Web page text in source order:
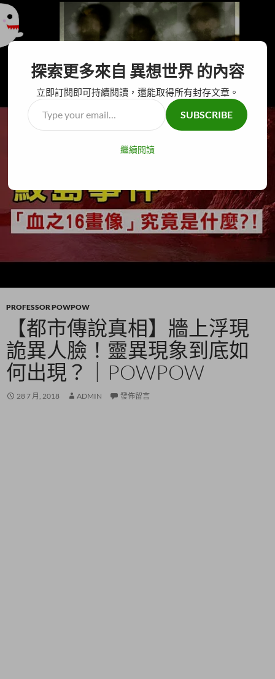
異想世界
PROFESSOR POWPOW
【都市傳說真相】牆上浮現
詭異人臉！靈異現象到底如
何出現？｜POWPOW
28 7 月, 2018 ADMIN 發佈留言
探索更多來自 異想世界 的內容
立即訂閱即可持續閱讀，還能取得所有封存文章。
Type
your
SUBSCRIBE
繼續閱讀